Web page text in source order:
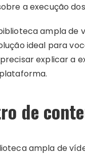
a execução
ampla de
ideal para
explicar a
de
ampla de